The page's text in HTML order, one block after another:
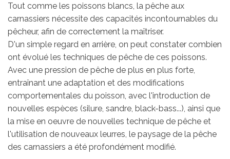
Tout comme les poissons blancs, la pêche aux
carnassiers nécessite des capacités incontournables du
pêcheur, afin de correctement la maîtriser.
D'un simple regard en arrière, on peut constater combien
ont évolué les techniques de pêche de ces poissons.
Avec une pression de pêche de plus en plus forte,
entraînant une adaptation et des modifications
comportementales du poisson, avec l'introduction de
nouvelles espèces (silure, sandre, black-bass...), ainsi que
la mise en oeuvre de nouvelles technique de pêche et
l'utilisation de nouveaux leurres, le paysage de la pêche
des carnassiers a été profondément modifié.